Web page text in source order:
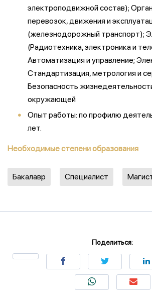
электроподвижной состав);
перевозок, движения и
(железнодорожный транспорт);
(Радиотехника, электроника и
Автоматизация и управление;
Стандартизация, метрология и
Безопасность
окружающей
Опыт работы: по профилю
лет.
Необходимые степени образования
Бакалавр Специалист
Поделиться: